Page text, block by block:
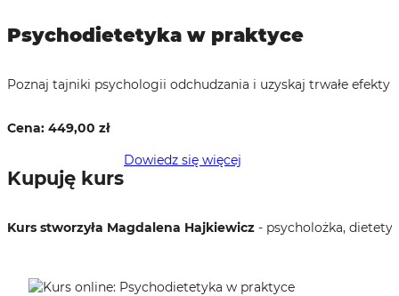
Psychodietetyka w praktyce
Poznaj tajniki psychologii odchudzania i uzyskaj trwałe
Cena: 449,00 zł
Kupuję kurs
Dowiedz się więcej
Kurs stworzyła Magdalena Hajkiewicz - psycholożka,